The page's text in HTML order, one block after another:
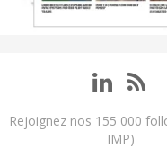
Rejoignez nos 155 000
IMP)